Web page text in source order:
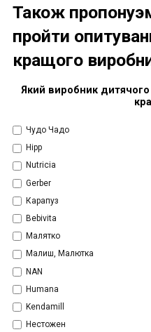
Також
пройти
кращого
Який виробник
Чудо Чадо
Hipp
Nutricia
Gerber
Карапуз
Bebivita
Малятко
Малиш, Малютка
NAN
Humana
Kendamill
Нестожен